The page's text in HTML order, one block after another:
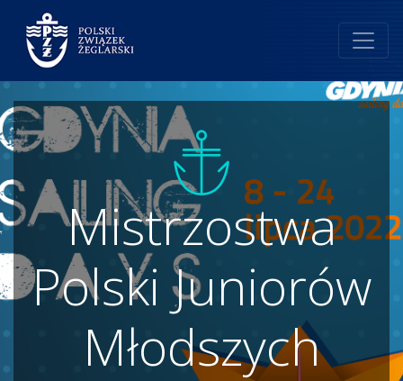
Mistrzostwa
Polski Juniorów
Młodszych